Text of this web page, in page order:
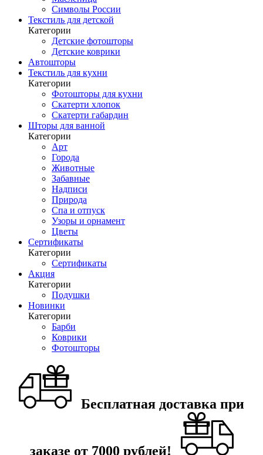
Символы России
Текстиль для детской
Категории
Детские фотошторы
Детские коврики
Автошторы
Текстиль для кухни
Категории
Фотошторы для кухни
Скатерти хлопок
Скатерти габардин
Шторы для ванной
Категории
Арт
Города
Животные
Забавные
Надписи
Природа
Спа и отпуск
Узоры и орнамент
Цветы
Сертификаты
Категории
Сертификаты
Акция
Категории
Подушки
Новинки
Категории
Барби
Коврики
Фотошторы
Бесплатная доставка при
заказе от 7000 рублей!